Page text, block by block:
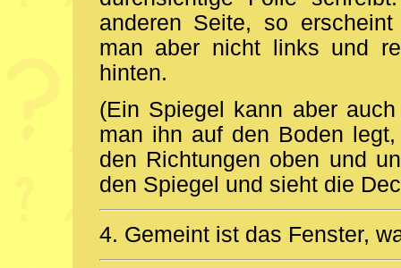
anderen Seite, so
man aber nicht links und
hinten.
(Ein Spiegel kann aber
man ihn auf den Boden
den Richtungen oben und
den Spiegel und sieht die
4. Gemeint ist das Fenster,